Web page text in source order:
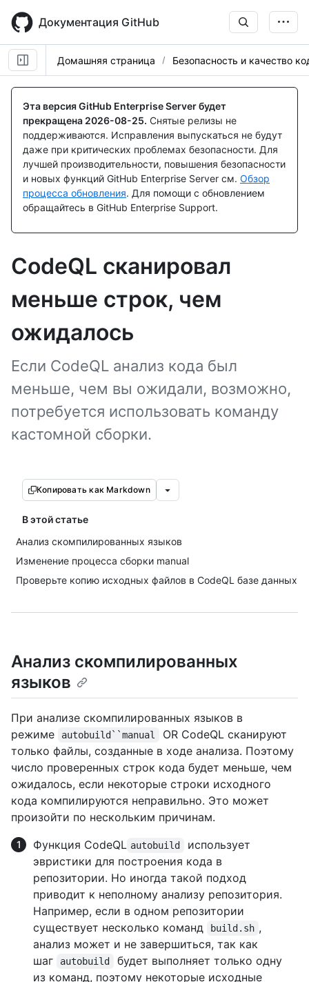
main
content
Документация GitHub
Домашняя страница Безопасность и качество
Эта версия GitHub Enterprise Server будет
прекращена 2026-08-25. Снятые релизы не
поддерживаются. Исправления выпускаться не будут
даже при критических проблемах безопасности. Для
лучшей производительности, повышения безопасности
и новых функций GitHub Enterprise Server см. Обзор
процесса обновления. Для помощи с обновлением
обращайтесь в GitHub Enterprise Support.
CodeQL сканировал
меньше строк, чем
ожидалось
Если CodeQL анализ кода был
меньше, чем вы ожидали, возможно,
потребуется использовать команду
кастомной сборки.
Копировать как Markdown
В этой статье
Анализ скомпилированных языков
Изменение процесса сборки manual
Проверьте копию исходных файлов в CodeQL базе данных
Анализ скомпилированных
языков
При анализе скомпилированных языков в
режиме
autobuild``manual
OR CodeQL сканируют
только файлы, созданные в ходе анализа. Поэтому
число проверенных строк кода будет меньше, чем
ожидалось, если некоторые строки исходного
кода компилируются неправильно. Это может
произойти по нескольким причинам.
Функция CodeQL autobuild
использует
эвристики для построения кода в
репозитории. Но иногда такой подход
приводит к неполному анализу репозитория.
Например, если в одном репозитории
существует несколько команд
build.sh ,
анализ может и не завершиться, так как
шаг
autobuild
будет выполняет только одну
из команд, поэтому некоторые исходные